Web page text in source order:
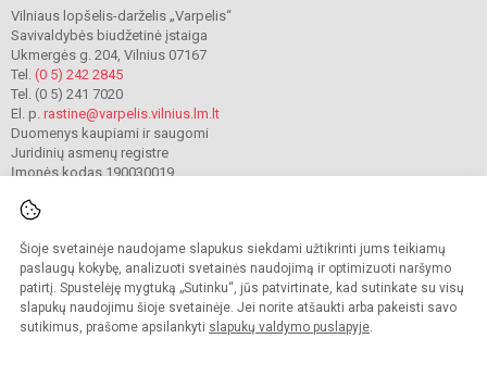
Šioje svetainėje naudojame slapukus siekdami užtikrinti jums teikiamų
paslaugų kokybę, analizuoti svetainės naudojimą ir optimizuoti naršymo
patirtį. Spustelėję mygtuką „Sutinku“, jūs patvirtinate, kad sutinkate su visų
slapukų naudojimu šioje svetainėje. Jei norite atšaukti arba pakeisti savo
sutikimus, prašome apsilankyti slapukų valdymo puslapyje.
Vilniaus lopšelis-darželis „Varpelis“
Savivaldybės biudžetinė įstaiga
Ukmergės g. 204, Vilnius 07167
Tel. (0 5) 242 2845
Tel. (0 5) 241 7020
El. p. rastine@varpelis.vilnius.lm.lt
Duomenys kaupiami ir saugomi
Juridinių asmenų registre
Įmonės kodas 190030019
© 2023. Vilniaus lopšelis-darželis „Varpelis“. Visos teisės saugomos.
Kopijuoti turinį be raštiško įstaigos administracijos sutikimo griežtai draudžiama.
Prieinamumo paraiška Slapukų valdymas
Sumanus būdas atnaujinti